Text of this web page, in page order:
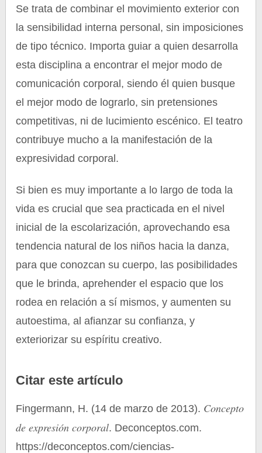
Se trata de combinar el movimiento exterior con
la sensibilidad interna personal, sin imposiciones
de tipo técnico. Importa guiar a quien desarrolla
esta disciplina a encontrar el mejor modo de
comunicación corporal, siendo él quien busque
el mejor modo de lograrlo, sin pretensiones
competitivas, ni de lucimiento escénico. El teatro
contribuye mucho a la manifestación de la
expresividad corporal.
Si bien es muy importante a lo largo de toda la
vida es crucial que sea practicada en el nivel
inicial de la escolarización, aprovechando esa
tendencia natural de los niños hacia la danza,
para que conozcan su cuerpo, las posibilidades
que le brinda, aprehender el espacio que los
rodea en relación a sí mismos, y aumenten su
autoestima, al afianzar su confianza, y
exteriorizar su espíritu creativo.
Citar este artículo
Fingermann, H. (14 de marzo de 2013). Concepto
de expresión corporal. Deconceptos.com.
https://deconceptos.com/ciencias-